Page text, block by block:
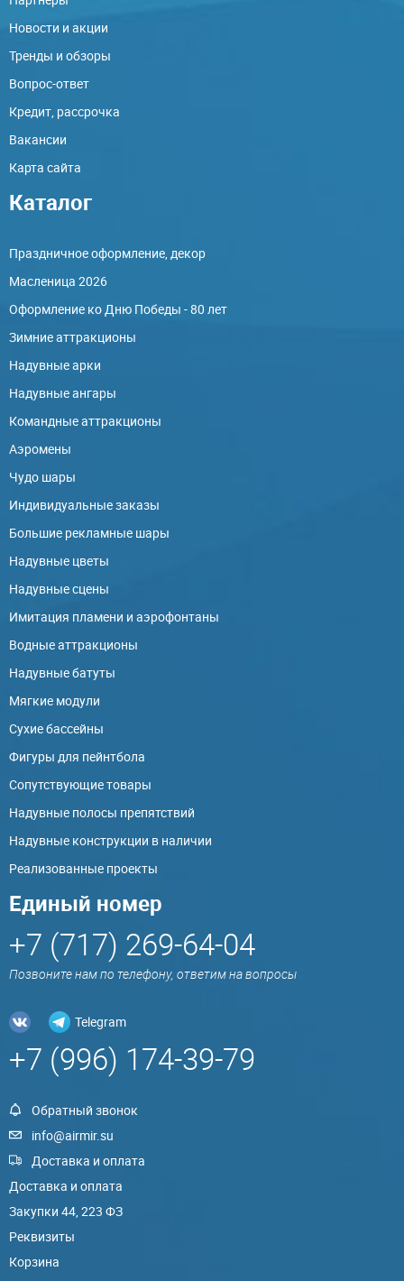
Новости и акции
Тренды и обзоры
Вопрос-ответ
Кредит, рассрочка
Вакансии
Карта сайта
Каталог
Праздничное оформление, декор
Масленица 2026
Оформление ко Дню Победы - 80 лет
Зимние аттракционы
Надувные арки
Надувные ангары
Командные аттракционы
Аэромены
Чудо шары
Индивидуальные заказы
Большие рекламные шары
Надувные цветы
Надувные сцены
Имитация пламени и аэрофонтаны
Водные аттракционы
Надувные батуты
Мягкие модули
Сухие бассейны
Фигуры для пейнтбола
Сопутствующие товары
Надувные полосы препятствий
Надувные конструкции в наличии
Реализованные проекты
Единый номер
+7 (717) 269-64-04
Позвоните нам по телефону, ответим на вопросы
Telegram
+7 (996) 174-39-79
Обратный звонок
info@airmir.su
Доставка и оплата
Доставка и оплата
Закупки 44, 223 ФЗ
Реквизиты
Корзина